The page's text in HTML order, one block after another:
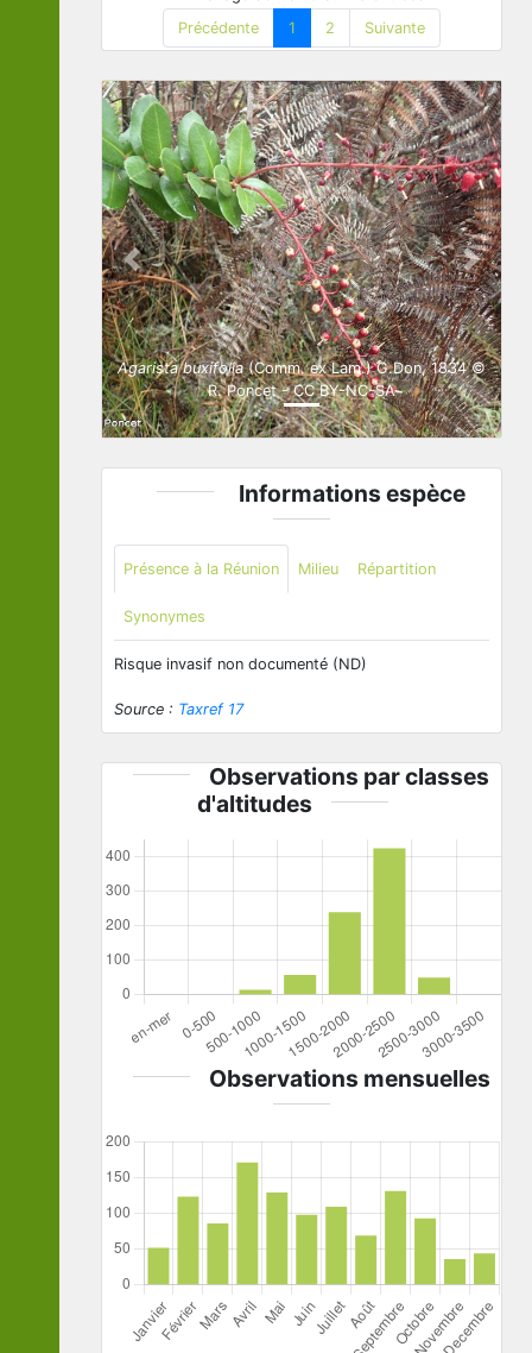
Précédente
1 2 Suivante
Agarista buxifolia(Comm. ex Lam.) G.Don, 1834 ©
R. Poncet - CC BY-NC-SA
Previous Next
Informations espèce
Présence à la Réunion Milieu Répartition
Synonymes
Risque invasif non documenté (ND)
Source : Taxref 17
Observations par classes
d'altitudes
Observations mensuelles